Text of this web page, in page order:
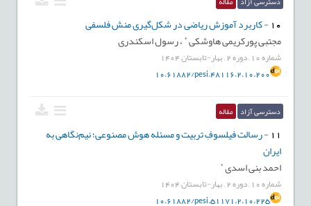
رشته تخصصی:
دانشیار فلسفه تعلیم و تربیت
پست الکترونیکی:yahyaghaedy@yahoo.com
دانشیار دانشگاه شهید چمران اهواز
رشته تخصصی:دکترای فلسفه تعلیم و تربیت
پست الکترونیکی:
10
-کاربرد آموزش ریاضی در شکل‌گیری منش فلسفی
مجتبی پورکریمی هاوشکی ،رسول اسکندری
شماره10 دوره2
,بهار-تابستان1404
10.61882/pesi.48116.2.10.200
دسترسی آزاد مقاله
11
-رسالت فیلسوفِ تربیت و مسئله هوش مصنوعی؛ نیم‌نگاهی به
ایران
احمد بنی اسدی
شماره10 دوره2
,بهار-تابستان1404
10.61882/pesi.51171.2.10.225